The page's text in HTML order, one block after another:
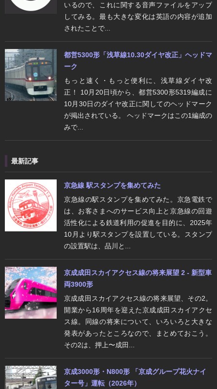
いるので、これに関する音声ファイルをアップ
してみる。最も大きな変化は英語の内容が追加
されたことで...
都営5300形「浅草線10.30ダイヤ改正」ヘッドマ
ーク
もっと速く・もっと便利に、浅草線ダイヤ改
正！ 10月20日頃から、都営5300形5319編成に
10月30日のダイヤ改正に関してのヘッドマーク
が掲出されている。 ヘッドマークはこの1編成の
みで...
最新記事
京急線 駅スタンプを集めてみた
京急線の駅スタンプを集めてみた。京急電鉄で
は、お客さまへのサービス向上と京急線の回遊
活性化による鉄道利用の促進を目的に、2025年
10月より駅スタンプを設置している。スタンプ
の設置駅は、品川と...
京成成田スカイアクセス線の将来展望 2 - 新型車
両3900形
京成成田スカイアクセス線の将来展望、その2。
開業から16周年を迎えた京成成田スカイアクセ
ス線。同線の将来について、いろいろと大きな
発表があったところなので、まとめておこう。
その2は、押上〜成田...
京成3000形・N800形 「京成グループ花火ナイ
ター号」運転（2026年）